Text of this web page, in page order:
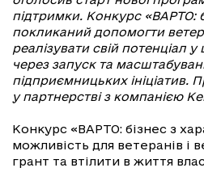
підтримки. Конкурс «ВАРТО:
покликаний допомогти
реалізувати свій потенціал
через запуск та
підприємницьких ініціатив.
у партнерстві з компанією
Конкурс «ВАРТО: бізнес з
можливість для ветеранів і
грант та втілити в життя